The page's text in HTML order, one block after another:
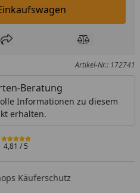
In den Einkaufswagen legen
hinzufügen
Teilen Produkt
Artikel-Nr.: 172741
Beratung
Informationen zu diesem
erhalten.
4,81/ 5
Käuferschutz